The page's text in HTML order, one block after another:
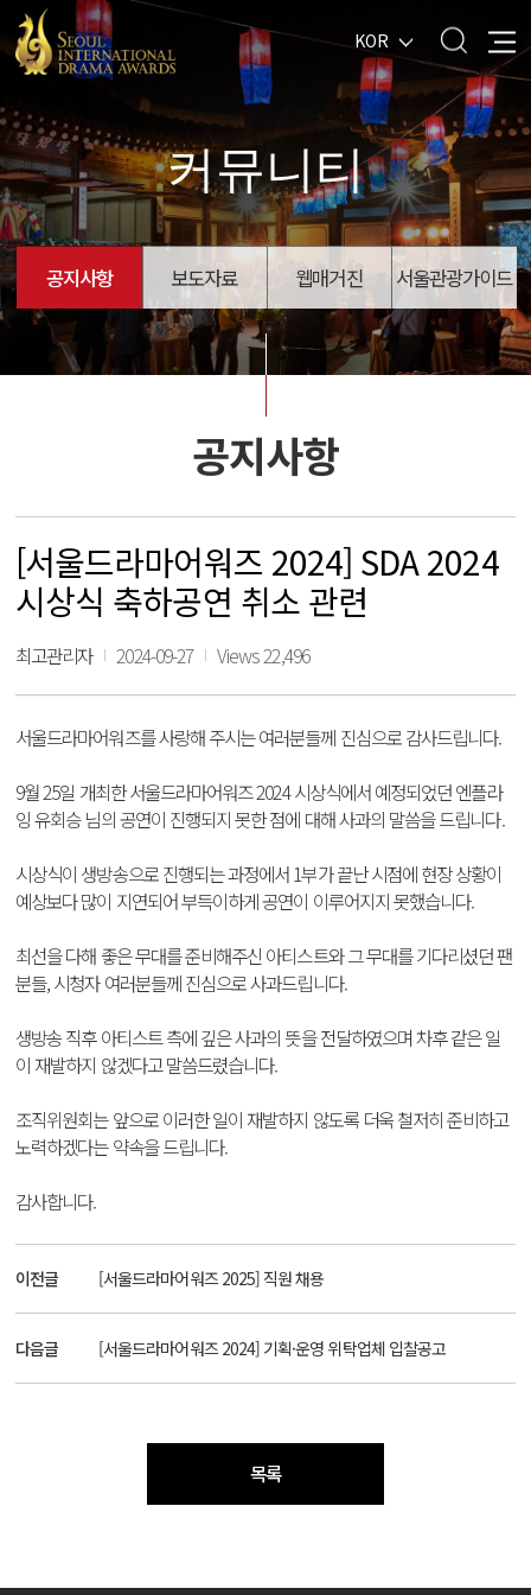
KOR
커뮤니티
공지사항 보도자료 웹매거진 서울관광가이드
공지사항
[서울드라마어워즈 2024] SDA 2024
시상식 축하공연 취소 관련
최고관리자 2024-09-27 Views 22,496
서울드라마어워즈를 사랑해 주시는 여러분들께 진심으로 감사드립니다.
9월 25일 개최한 서울드라마어워즈 2024 시상식에서 예정되었던 엔플라
잉 유회승 님의 공연이 진행되지 못한 점에 대해 사과의 말씀을 드립니다.
시상식이 생방송으로 진행되는 과정에서 1부가 끝난 시점에 현장 상황이
예상보다 많이 지연되어 부득이하게 공연이 이루어지지 못했습니다.
최선을 다해 좋은 무대를 준비해주신 아티스트와 그 무대를 기다리셨던 팬
분들, 시청자 여러분들께 진심으로 사과드립니다.
생방송 직후 아티스트 측에 깊은 사과의 뜻을 전달하였으며 차후 같은 일
이 재발하지 않겠다고 말씀드렸습니다.
조직위원회는 앞으로 이러한 일이 재발하지 않도록 더욱 철저히 준비하고
노력하겠다는 약속을 드립니다.
감사합니다.
이전글 [서울드라마어워즈 2025] 직원 채용
다음글 [서울드라마어워즈 2024] 기획·운영 위탁업체 입찰공고
목록